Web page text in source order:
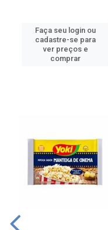
Faça seu login ou
cadastre-se para
ver preços e
comprar